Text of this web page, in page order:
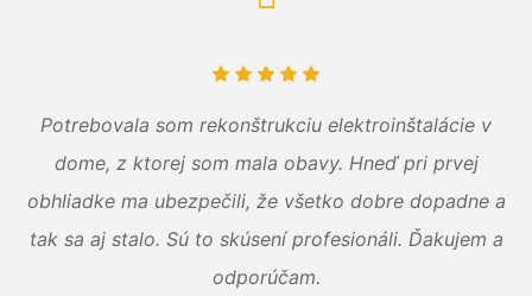
Potrebovala som rekonštrukciu elektroinštalácie v
dome, z ktorej som mala obavy. Hneď pri prvej
obhliadke ma ubezpečili, že všetko dobre dopadne a
tak sa aj stalo. Sú to skúsení profesionáli. Ďakujem a
odporúčam.